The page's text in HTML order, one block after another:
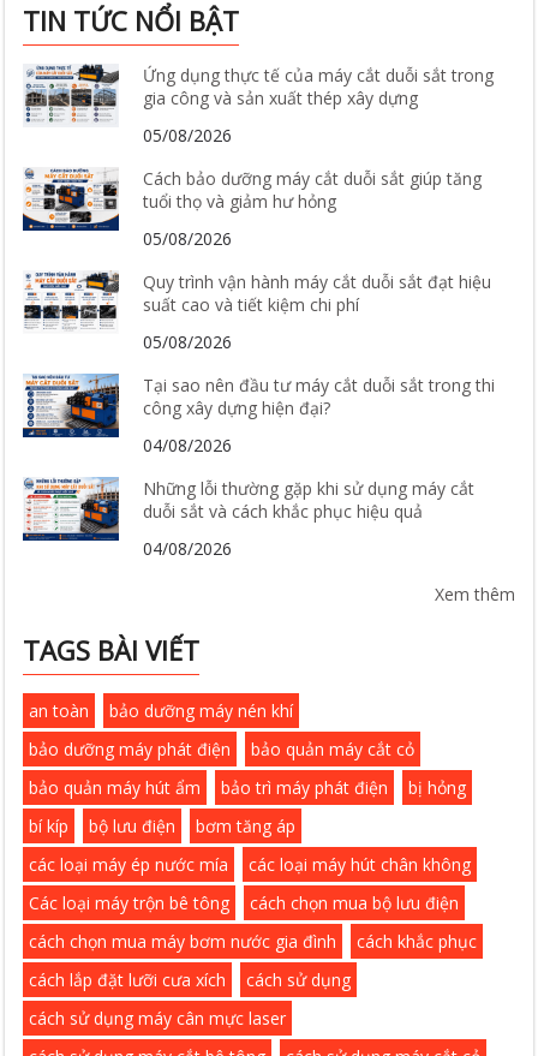
TIN TỨC NỔI BẬT
Ứng dụng thực tế của máy cắt duỗi sắt trong
gia công và sản xuất thép xây dựng
05/08/2026
Cách bảo dưỡng máy cắt duỗi sắt giúp tăng
tuổi thọ và giảm hư hỏng
05/08/2026
Quy trình vận hành máy cắt duỗi sắt đạt hiệu
suất cao và tiết kiệm chi phí
05/08/2026
Tại sao nên đầu tư máy cắt duỗi sắt trong thi
công xây dựng hiện đại?
04/08/2026
Những lỗi thường gặp khi sử dụng máy cắt
duỗi sắt và cách khắc phục hiệu quả
04/08/2026
Xem thêm
TAGS BÀI VIẾT
an toàn
bảo dưỡng máy nén khí
bảo dưỡng máy phát điện
bảo quản máy cắt cỏ
bảo quản máy hút ẩm
bảo trì máy phát điện
bị hỏng
bí kíp
bộ lưu điện
bơm tăng áp
các loại máy ép nước mía
các loại máy hút chân không
Các loại máy trộn bê tông
cách chọn mua bộ lưu điện
cách chọn mua máy bơm nước gia đình
cách khắc phục
cách lắp đặt lưỡi cưa xích
cách sử dụng
cách sử dụng máy cân mực laser